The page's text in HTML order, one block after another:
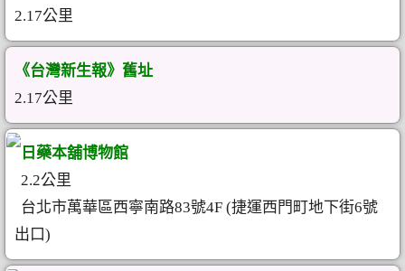
2.17公里
《台灣新生報》舊址
2.17公里
日藥本舖博物館
2.2公里
台北市萬華區西寧南路83號4F (捷運西門町地下街6號
出口)